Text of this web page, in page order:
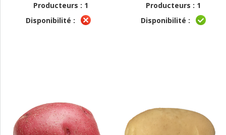
Producteurs : 1
Disponibilité :
Producteurs : 1
Disponibilité :